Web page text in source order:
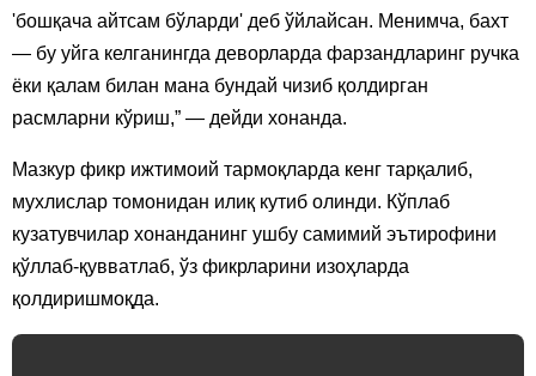
'бошқача айтсам бўларди' деб ўйлайсан. Менимча, бахт
— бу уйга келганингда деворларда фарзандларинг ручка
ёки қалам билан мана бундай чизиб қолдирган
расмларни кўриш,” — дейди хонанда.
Мазкур фикр ижтимоий тармоқларда кенг тарқалиб,
мухлислар томонидан илиқ кутиб олинди. Кўплаб
кузатувчилар хонанданинг ушбу самимий эътирофини
қўллаб-қувватлаб, ўз фикрларини изоҳларда
қолдиришмоқда.